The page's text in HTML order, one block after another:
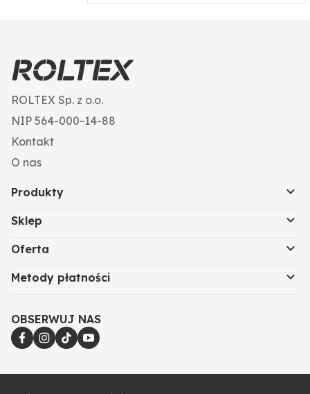
ROLTEX Sp. z o.o.
NIP 564-000-14-88
Kontakt
O nas
Produkty
Sklep
Oferta
Metody płatności
OBSERWUJ NAS